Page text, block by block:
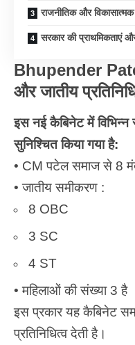
राजनीतिक और
सरकार की प्राथमिकताएं
Bhupender
और जातीय
इस नई कैबिनेट में विभिन्न
सुनिश्चित किया गया है:
• CM पटेल समाज से 8
• जातीय समीकरण :
8 OBC
3 SC
4 ST
• महिलाओं की संख्या 3 है
इस प्रकार यह कैबिनेट
प्रतिनिधित्व देती है।